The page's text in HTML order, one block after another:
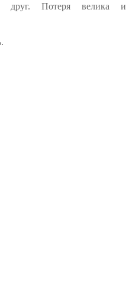
друг. Потеря велика и